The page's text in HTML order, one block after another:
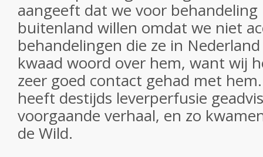
aangeeft dat we voor
buitenland willen omdat we niet
behandelingen die ze in
kwaad woord over hem, want wij
zeer goed contact gehad met
heeft destijds leverperfusie
voorgaande verhaal, en zo
de Wild.